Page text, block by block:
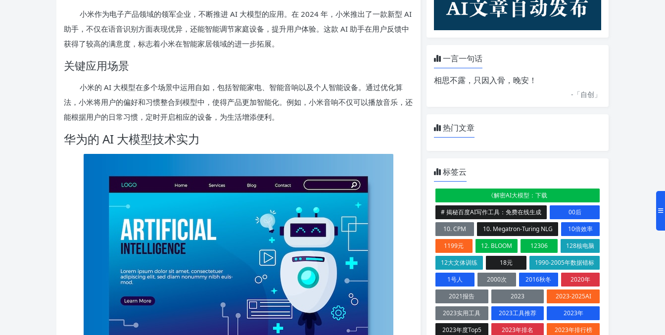
小米作为电子产品领域的领军企业，不断推进 AI 大模型的应用。在 2024 年，小米推出了一款新型 AI
助手，不仅在语音识别方面表现优异，还能智能调节家庭设备，提升用户体验。这款 AI 助手在用户反馈中
获得了较高的满意度，标志着小米在智能家居领域的进一步拓展。
关键应用场景
小米的 AI 大模型在多个场景中运用自如，包括智能家电、智能音响以及个人智能设备。通过优化算
法，小米将用户的偏好和习惯整合到模型中，使得产品更加智能化。例如，小米音响不仅可以播放音乐，还
能根据用户的日常习惯，定时开启相应的设备，为生活增添便利。
华为的 AI 大模型技术实力
一言一句话
相思不露，只因入骨，晚安！
-「自创 」
热门文章
标签云
《解密AI大模型：下载
# 揭秘百度AI写作工具：免费在线生成
00后
10. CPM
10. Megatron-Turing NLG
10倍效率
1199元
12. BLOOM 12306
128核电脑
12大文体训练
18元
1990-2005年数据错标
1号人
2000次 2016秋冬
2020年
2021报告
2023
2023-2025AI
2023实用工具
2023工具推荐
2023年
2023年度Top5
2023年排名
2023年排行榜